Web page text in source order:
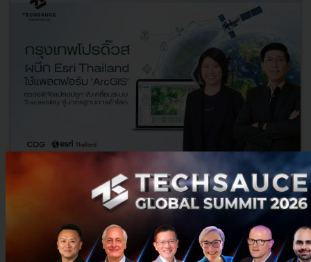
กรุงเทพโปรดิ๊วส x Esri ใช้ดาวเทียม ArcGIS ส่องพิกัดแปลงปลูก
ดันเกษตรโปร่งใส
กรุงเทพโปรดิ๊วส ผนึก Esri Thailand นำระบบแผนที่อัจฉริยะ 'ArcGIS'
และภาพถ่ายดาวเทียม ตรวจพิกัดแปลงปลูกวัตถุดิบอาหารสัตว์ ยกระดับ